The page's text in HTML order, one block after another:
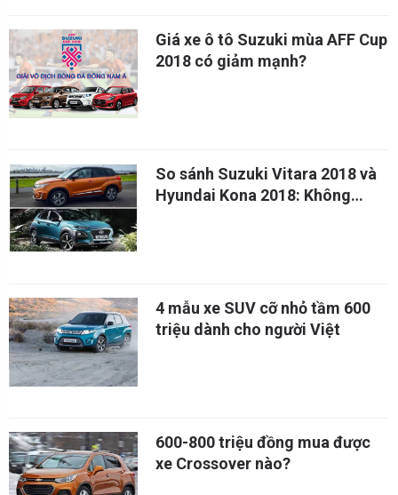
Giá xe ô tô Suzuki mùa AFF Cup
2018 có giảm mạnh?
So sánh Suzuki Vitara 2018 và
Hyundai Kona 2018: Không
4 mẫu xe SUV cỡ nhỏ tầm 600
triệu dành cho người Việt
600-800 triệu đồng mua được
xe Crossover nào?